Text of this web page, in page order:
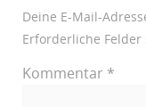
Deine E-Mail-
Erforderliche
Kommentar *